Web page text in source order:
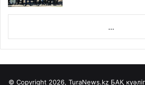
...
© Copyright 2026, TuraNews.kz БАҚ